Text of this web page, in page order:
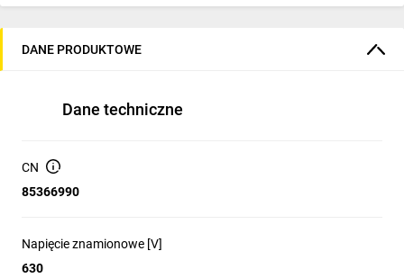
DANE PRODUKTOWE
Dane techniczne
CN
85366990
Napięcie znamionowe [V]
630